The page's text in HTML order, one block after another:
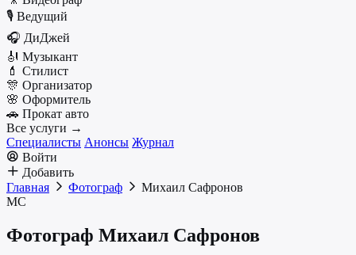
🎙️ Ведущий
🎧 ДиДжей
🎻 Музыкант
💄 Стилист
🎊 Организатор
🌸 Оформитель
🚗 Прокат авто
Все услуги →
Специалисты Анонсы Журнал
Войти
Добавить
Главная
Фотограф
Михаил Сафронов
МС
Фотограф Михаил Сафронов